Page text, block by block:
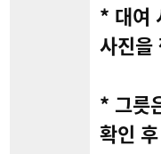
* 대여
사진을
* 그릇
확인